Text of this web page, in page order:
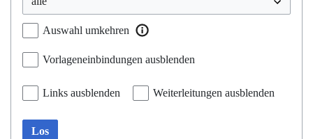
Auswahl umkehren
Vorlageneinbindungen ausblenden
Links ausblenden Weiterleitungen ausblenden
Los